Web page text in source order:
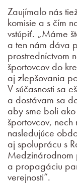
Zaujímalo nás
komisie a s čím
vstúpiť. „Máme
a ten nám dáva
prostredníctvom
športovcov do
aj zlepšovania
V súčasnosti sa
a dostávam sa
aby sme boli
športovcov,
nasledujúce
aj spoluprácu s
Medzinárodnom
a propagáciu
verejnosti“.